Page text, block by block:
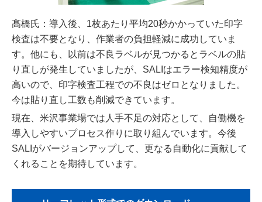
髙橋氏：導入後、1枚あたり平均20秒かかっていた印字
検査は不要となり、作業者の負担軽減に成功していま
す。他にも、以前は不良ラベルが見つかるとラベルの貼
り直しが発生していましたが、SALIはエラー検知精度が
高いので、印字検査工程での不良はゼロとなりました。
今は貼り直し工数も削減できています。
現在、米沢事業場では人手不足の対応として、自働機を
導入しやすいプロセス作りに取り組んでいます。今後
SALIがバージョンアップして、更なる自動化に貢献して
くれることを期待しています。